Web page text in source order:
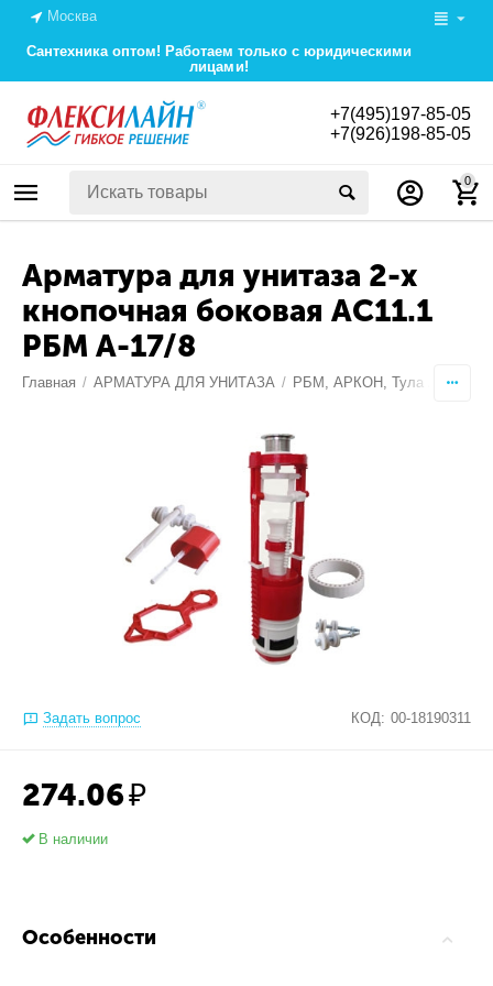
Москва
Сантехника оптом! Работаем только с юридическими
лицами!
+7(495)197-85-05
+7(926)198-85-05
0
Арматура для унитаза 2-х
кнопочная боковая АС11.1
РБМ А-17/8
Главная / АРМАТУРА ДЛЯ УНИТАЗА / РБМ, АРКОН, Тула
Задать вопрос КОД: 00-18190311
274.06₽
В наличии
Особенности